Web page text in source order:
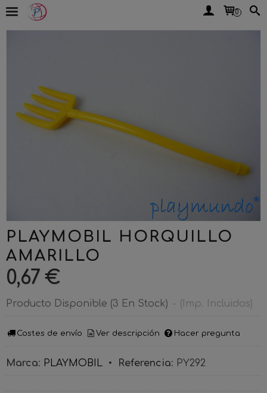
0
PLAYMOBIL HORQUILLO
AMARILLO
0,67 €
Producto Disponible (3 En Stock) - (Imp. Incluidos)
Costes de envío Ver descripción Hacer pregunta
Marca: PLAYMOBIL • Referencia: PY292